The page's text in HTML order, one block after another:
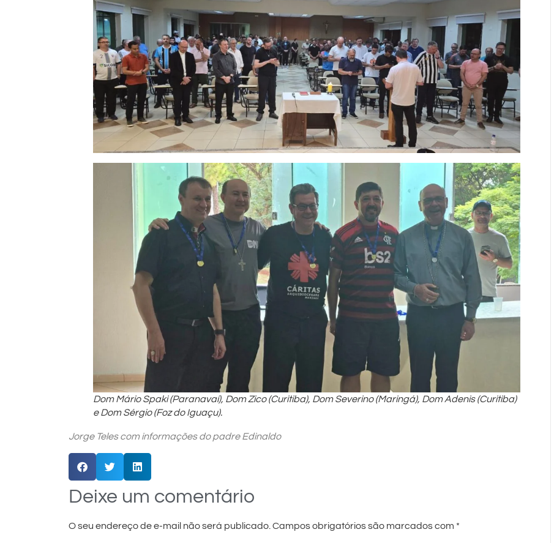
Dom Mário Spaki (Paranavaí), Dom Zico (Curitiba), Dom Severino (Maringá), Dom Adenis (Curitiba)
e Dom Sérgio (Foz do Iguaçu).
Jorge Teles com informações do padre Edinaldo
Deixe um comentário
O seu endereço de e-mail não será publicado. Campos obrigatórios são marcados com *